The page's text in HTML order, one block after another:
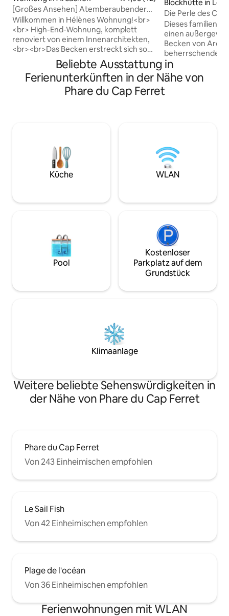
[Großes Ansehen] Atemberaubender
Meerblick und Strandzugang
Willkommen in Hélènes Wohnung!<br>
<br> High-End-Wohnung, komplett
renoviert von einem Innenarchitekten,
<br><br>Das Becken erstreckt sich so
weit das Auge reicht, der Strand unten -
dies ist die atemberaubende Aussicht,
die du während deines gesamten
Aufenthalts betrachten wirst.<br>
<br>Privater Parkplatz, direkter
Boréale Concierge Service": 20 % Rabatt
für Aufenthalte von 7 Nächten und
mehr //<br><br>
Blockhütte in
ret
Die Perle des
Dieses
einen
Becken von
beherrschender
Hütte ein Gefühl
Wohlbefindens.
einen Seite, das
der Gezeiten auf
Maschine
zur Verfügung.
Beliebte Ausstattung in
Ferienunterkünften in der Nähe von
Phare du Cap Ferret
Küche WLAN
Pool
Kostenloser
Parkplatz auf dem
Grundstück
Klimaanlage
Weitere beliebte Sehenswürdigkeiten in
der Nähe von Phare du Cap Ferret
Phare du Cap Ferret
Von 243 Einheimischen empfohlen
Le Sail Fish
Von 42 Einheimischen empfohlen
Plage de l'océan
Von 36 Einheimischen empfohlen
Ferienwohnungen mit WLAN